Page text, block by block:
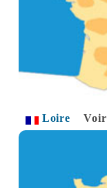
Loire Voir